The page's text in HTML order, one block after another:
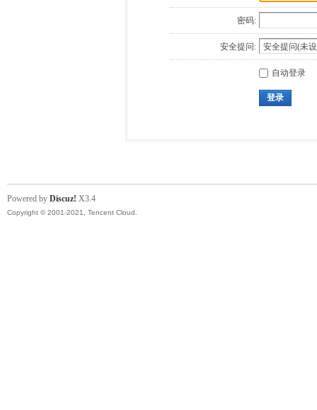
密码:
安全提问:
自动登录
登录
Powered by Discuz! X3.4
Copyright © 2001-2021, Tencent Cloud.